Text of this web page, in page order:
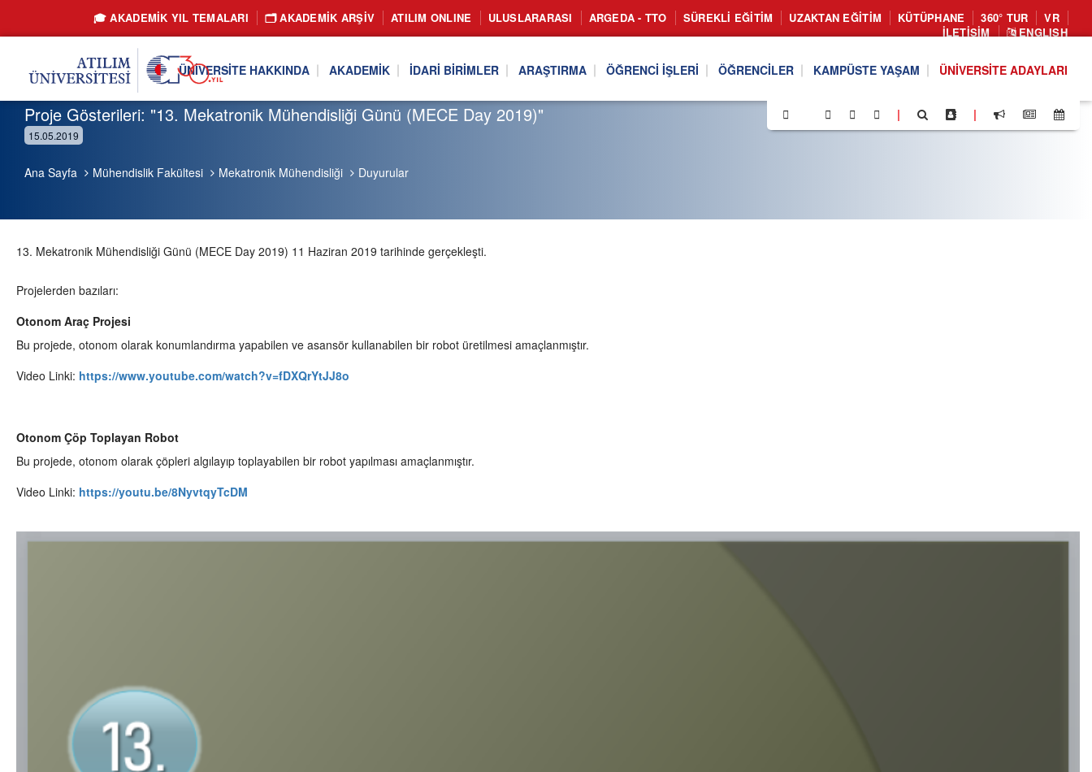
🎓 AKADEMİK YIL TEMALARI 🗂️ AKADEMIK ARŞIV ATILIM ONLINE ULUSLARARASI ARGEDA - TTO SÜREKLI EĞITIM UZAKTAN EĞITIM KÜTÜPHANE 360° TUR
VR
İLETIŞIM
ENGLISH
ÜNIVERSITE HAKKINDA AKADEMIK İDARI BIRIMLER ARAŞTIRMA ÖĞRENCI İŞLERI ÖĞRENCILER KAMPÜSTE YAŞAM ÜNIVERSITE ADAYLARI
| |
Proje Gösterileri: "13. Mekatronik Mühendisliği Günü (MECE Day 2019)"
15.05.2019
Ana Sayfa Mühendislik Fakültesi Mekatronik Mühendisliği Duyurular
13. Mekatronik Mühendisliği Günü (MECE Day 2019) 11 Haziran 2019 tarihinde gerçekleşti.
Projelerden bazıları:
Otonom Araç Projesi
Bu projede, otonom olarak konumlandırma yapabilen ve asansör kullanabilen bir robot üretilmesi amaçlanmıştır.
Video Linki: https://www.youtube.com/watch?v=fDXQrYtJJ8o
Otonom Çöp Toplayan Robot
Bu projede, otonom olarak çöpleri algılayıp toplayabilen bir robot yapılması amaçlanmıştır.
Video Linki: https://youtu.be/8NyvtqyTcDM